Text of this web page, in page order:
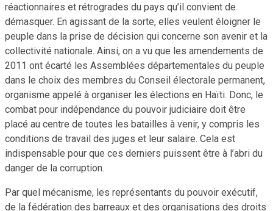
réactionnaires et rétrogrades du pays qu’il convient de
démasquer. En agissant de la sorte, elles veulent éloigner le
peuple dans la prise de décision qui concerne son avenir et la
collectivité nationale. Ainsi, on a vu que les amendements de
2011 ont écarté les Assemblées départementales du peuple
dans le choix des membres du Conseil électorale permanent,
organisme appelé à organiser les élections en Haïti. Donc, le
combat pour indépendance du pouvoir judiciaire doit être
placé au centre de toutes les batailles à venir, y compris les
conditions de travail des juges et leur salaire. Cela est
indispensable pour que ces derniers puissent être à l’abri du
danger de la corruption.
Par quel mécanisme, les représentants du pouvoir exécutif,
de la fédération des barreaux et des organisations des droits